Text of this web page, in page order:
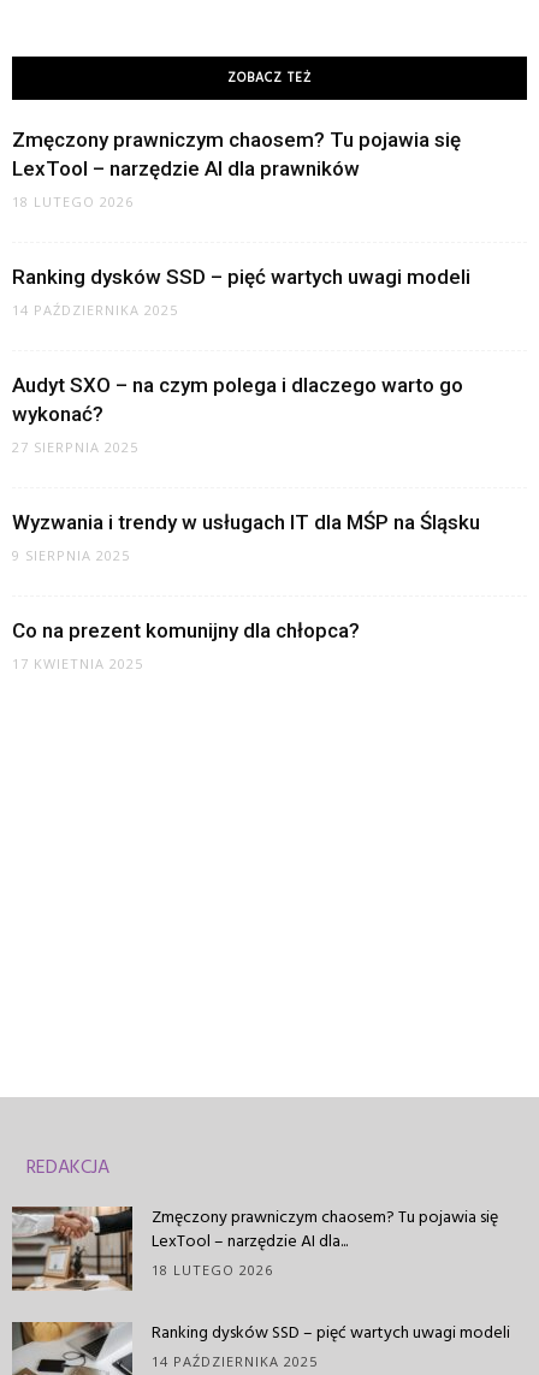
ZOBACZ TEŻ
Zmęczony prawniczym chaosem? Tu pojawia się
LexTool – narzędzie AI dla prawników
18 LUTEGO 2026
Ranking dysków SSD – pięć wartych uwagi modeli
14 PAŹDZIERNIKA 2025
Audyt SXO – na czym polega i dlaczego warto go
wykonać?
27 SIERPNIA 2025
Wyzwania i trendy w usługach IT dla MŚP na Śląsku
9 SIERPNIA 2025
Co na prezent komunijny dla chłopca?
17 KWIETNIA 2025
REDAKCJA
Zmęczony prawniczym chaosem? Tu pojawia się
LexTool – narzędzie AI dla...
18 LUTEGO 2026
Ranking dysków SSD – pięć wartych uwagi modeli
14 PAŹDZIERNIKA 2025